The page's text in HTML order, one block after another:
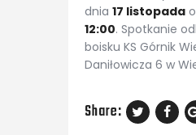
dnia 17 listopada
12:00. Spotkanie
boisku KS Górnik
Daniłowicza 6 w
Share: